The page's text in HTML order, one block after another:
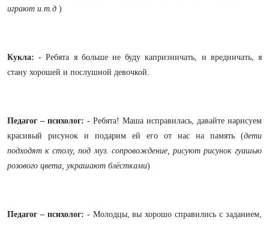
играют и.т.д )
Кукла: - Ребята я больше не буду капризничать, и вредничать, я
стану хорошей и послушной девочкой.
Педагог – психолог: - Ребята! Маша исправилась, давайте нарисуем
красивый рисунок и подарим ей его от нас на память (дети
подходят к столу, под муз. сопровождение, рисуют рисунок гуашью
розового цвета, украшают блёстками)
Педагог – психолог: -Молодцы, вы хорошо справились с заданием,